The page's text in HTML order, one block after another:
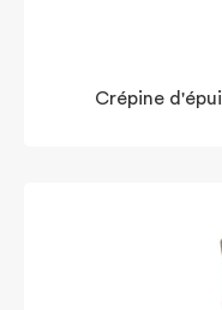
Crépine